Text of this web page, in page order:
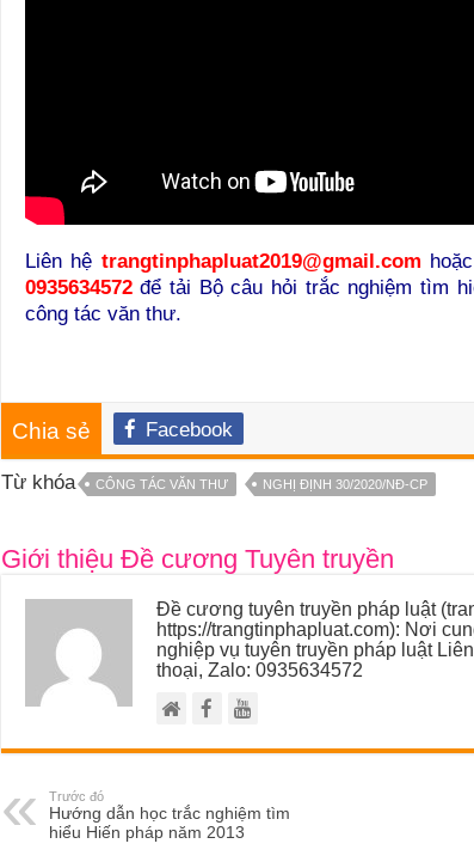
Liên hệ trangtinphapluat2019@gmail.com hoặc
0935634572để tải Bộ câu hỏi trắc nghiệm tìm
công tác văn thư.
Chia sẻ Facebook
Từ khóa CÔNG TÁC VĂN THƯ NGHỊ ĐỊNH 30/2020/NĐ-CP
Giới thiệu Đề cương Tuyên truyền
Đề cương tuyên truyền pháp luật
https://trangtinphapluat.com): Nơi
nghiệp vụ tuyên truyền pháp luật
thoại, Zalo: 0935634572
Trước đó
Hướng dẫn học trắc nghiệm tìm
hiểu Hiến pháp năm 2013